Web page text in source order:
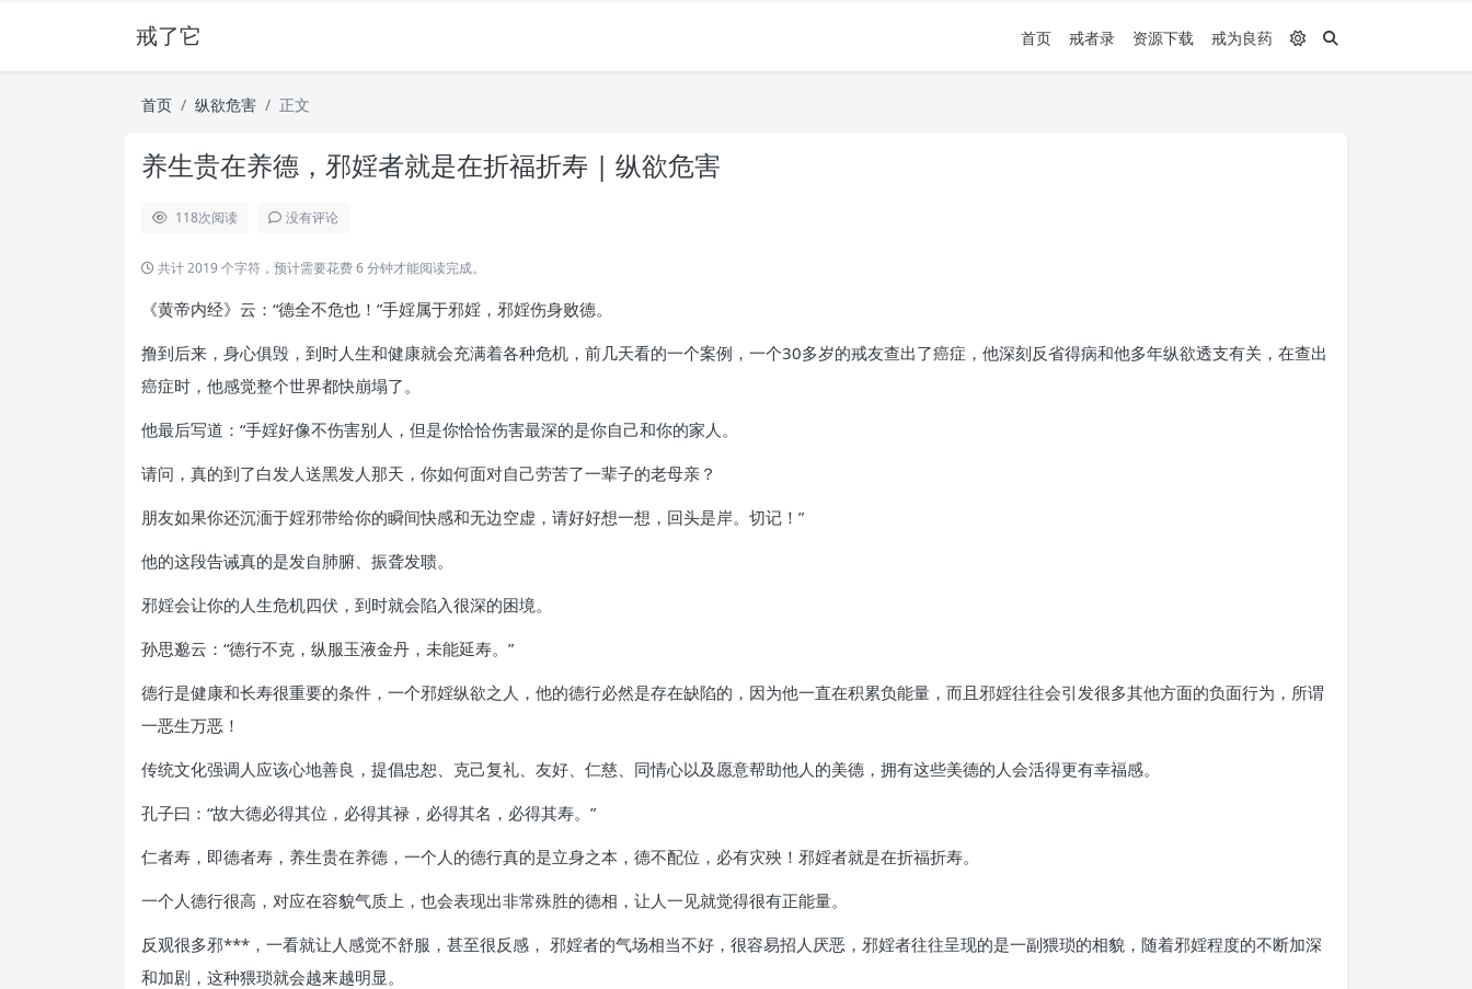
戒了它 首页 戒者录 资源下载 戒为良药
首页 纵欲危害 正文
养生贵在养德，邪婬者就是在折福折寿 | 纵欲危害
118次阅读 没有评论
共计 2019 个字符，预计需要花费 6 分钟才能阅读完成。
《黄帝内经》云：“德全不危也！”手婬属于邪婬，邪婬伤身败德。
撸到后来，身心俱毁，到时人生和健康就会充满着各种危机，前几天看的一个案例，一个30多岁的戒友查出了癌症，他深刻反省得病和他多年纵欲透支有关，在查出
癌症时，他感觉整个世界都快崩塌了。
他最后写道：“手婬好像不伤害别人，但是你恰恰伤害最深的是你自己和你的家人。
请问，真的到了白发人送黑发人那天，你如何面对自己劳苦了一辈子的老母亲？
朋友如果你还沉湎于婬邪带给你的瞬间快感和无边空虚，请好好想一想，回头是岸。切记！”
他的这段告诫真的是发自肺腑、振聋发聩。
邪婬会让你的人生危机四伏，到时就会陷入很深的困境。
孙思邈云：“德行不克，纵服玉液金丹，未能延寿。”
德行是健康和长寿很重要的条件，一个邪婬纵欲之人，他的德行必然是存在缺陷的，因为他一直在积累负能量，而且邪婬往往会引发很多其他方面的负面行为，所谓
一恶生万恶！
传统文化强调人应该心地善良，提倡忠恕、克己复礼、友好、仁慈、同情心以及愿意帮助他人的美德，拥有这些美德的人会活得更有幸福感。
孔子曰：“故大德必得其位，必得其禄，必得其名，必得其寿。”
仁者寿，即德者寿，养生贵在养德，一个人的德行真的是立身之本，德不配位，必有灾殃！邪婬者就是在折福折寿。
一个人德行很高，对应在容貌气质上，也会表现出非常殊胜的德相，让人一见就觉得很有正能量。
反观很多邪***，一看就让人感觉不舒服，甚至很反感， 邪婬者的气场相当不好，很容易招人厌恶，邪婬者往往呈现的是一副猥琐的相貌，随着邪婬程度的不断加深
和加剧，这种猥琐就会越来越明显。